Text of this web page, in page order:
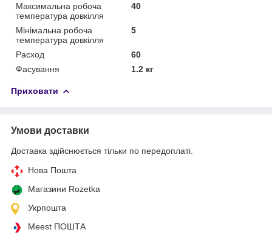
Максимальна робоча
температура довкілля
40
Мінімальна робоча
температура довкілля
5
Расход
60
Фасування
1.2 кг
Приховати
Умови доставки
Доставка здійснюється тільки по передоплаті.
Нова Пошта
Магазини Rozetka
Укрпошта
Meest ПОШТА